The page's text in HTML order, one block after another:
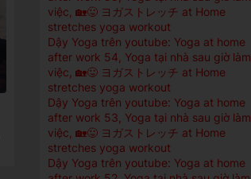
việc, 🏡😛 ヨガストレッチ at Home
stretches yoga workout
Dậy Yoga trên youtube: Yoga at home
after work 54, Yoga tại nhà sau giờ làm
việc, 🏡😛 ヨガストレッチ at Home
stretches yoga workout
Dậy Yoga trên youtube: Yoga at home
after work 53, Yoga tại nhà sau giờ làm
việc, 🏡😛 ヨガストレッチ at Home
stretches yoga workout
Dậy Yoga trên youtube: Yoga at home